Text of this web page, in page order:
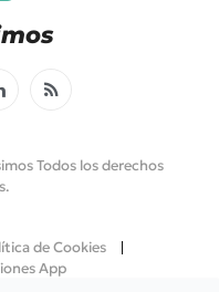
RSS
Todos los derechos
de Cookies
App